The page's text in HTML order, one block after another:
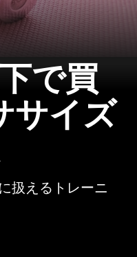
で買
サイズ
扱えるトレーニ